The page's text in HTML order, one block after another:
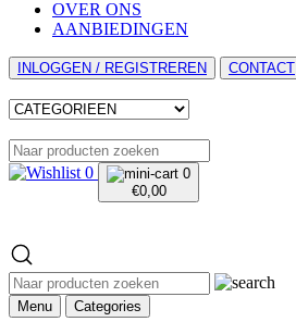
OVER ONS
AANBIEDINGEN
INLOGGEN / REGISTREREN CONTACT
0
0
€0,00
Menu Categories